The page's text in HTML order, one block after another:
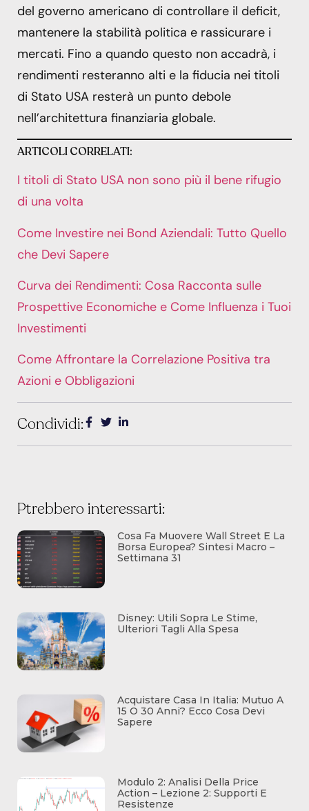
del governo americano di controllare il deficit,
mantenere la stabilità politica e rassicurare i
mercati. Fino a quando questo non accadrà, i
rendimenti resteranno alti e la fiducia nei titoli
di Stato USA resterà un punto debole
nell’architettura finanziaria globale.
ARTICOLI CORRELATI:
I titoli di Stato USA non sono più il bene rifugio
di una volta
Come Investire nei Bond Aziendali: Tutto Quello
che Devi Sapere
Curva dei Rendimenti: Cosa Racconta sulle
Prospettive Economiche e Come Influenza i Tuoi
Investimenti
Come Affrontare la Correlazione Positiva tra
Azioni e Obbligazioni
Condividi:
Ptrebbero interessarti:
Cosa Fa Muovere Wall Street E La
Borsa Europea? Sintesi Macro –
Settimana 31
Disney: Utili Sopra Le Stime,
Ulteriori Tagli Alla Spesa
Acquistare Casa In Italia: Mutuo A
15 O 30 Anni? Ecco Cosa Devi
Sapere
Modulo 2: Analisi Della Price
Action – Lezione 2: Supporti E
Resistenze